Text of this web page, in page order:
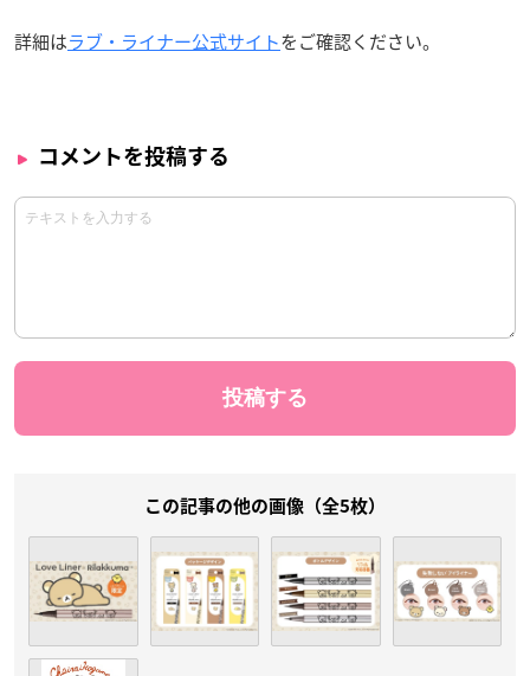
詳細はラブ・ライナー公式サイトをご確認ください。
コメントを投稿する
この記事の他の画像（全5枚）